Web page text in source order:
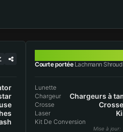
Courte portéeLachmann
Lunette
Chargeur Chargeurs à
Crosse
Laser
Kit De Conversion
Mise à jour: